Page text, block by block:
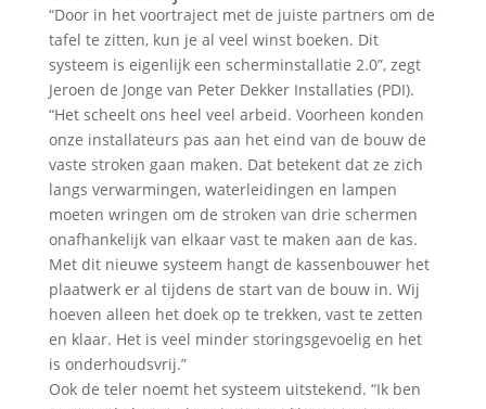
“Door in het voortraject met de juiste partners om de
tafel te zitten, kun je al veel winst boeken. Dit
systeem is eigenlijk een scherminstallatie 2.0”, zegt
Jeroen de Jonge van Peter Dekker Installaties (PDI).
“Het scheelt ons heel veel arbeid. Voorheen konden
onze installateurs pas aan het eind van de bouw de
vaste stroken gaan maken. Dat betekent dat ze zich
langs verwarmingen, waterleidingen en lampen
moeten wringen om de stroken van drie schermen
onafhankelijk van elkaar vast te maken aan de kas.
Met dit nieuwe systeem hangt de kassenbouwer het
plaatwerk er al tijdens de start van de bouw in. Wij
hoeven alleen het doek op te trekken, vast te zetten
en klaar. Het is veel minder storingsgevoelig en het
is onderhoudsvrij.”
Ook de teler noemt het systeem uitstekend. “Ik ben